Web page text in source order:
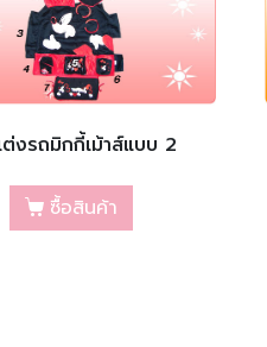
งรถมิกกี้เม้าส์แบบ 2
ซื้อสินค้า